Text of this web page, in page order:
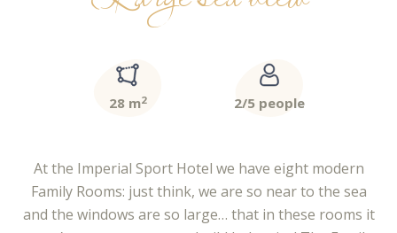
28 m2 2/5 people
At the Imperial Sport Hotel we have eight modern
Family Rooms: just think, we are so near to the sea
and the windows are so large… that in these rooms it